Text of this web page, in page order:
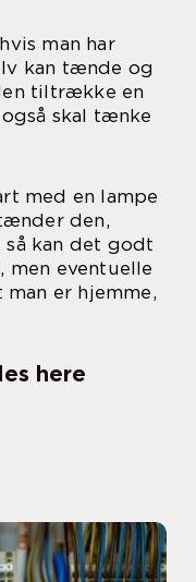
man har
kan tænde og
tiltrække en
skal tænke
med en lampe
den,
så kan det godt
eventuelle
er hjemme,
here